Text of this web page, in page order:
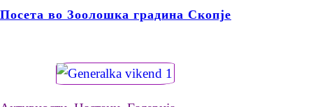
Посета во Зоолошка градина Скопје